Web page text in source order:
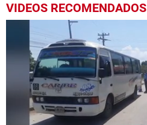
VIDEOS RECOMENDADOS